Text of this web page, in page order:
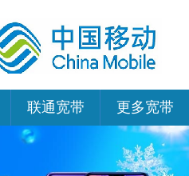
联通宽带 更多宽带